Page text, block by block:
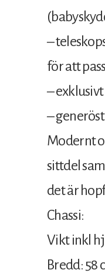
–
för att
–
–
Modernt
sittdel
det är
Chassi:
Vikt inkl
Bredd: 58